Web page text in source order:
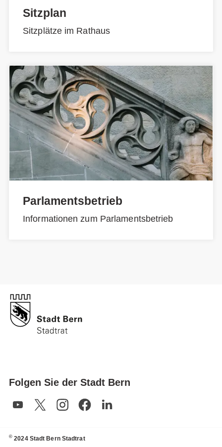
Sitzplan
Sitzplätze im Rathaus
Parlamentsbetrieb
Informationen zum Parlamentsbetrieb
Folgen Sie der Stadt Bern
© 2024 Stadt Bern Stadtrat